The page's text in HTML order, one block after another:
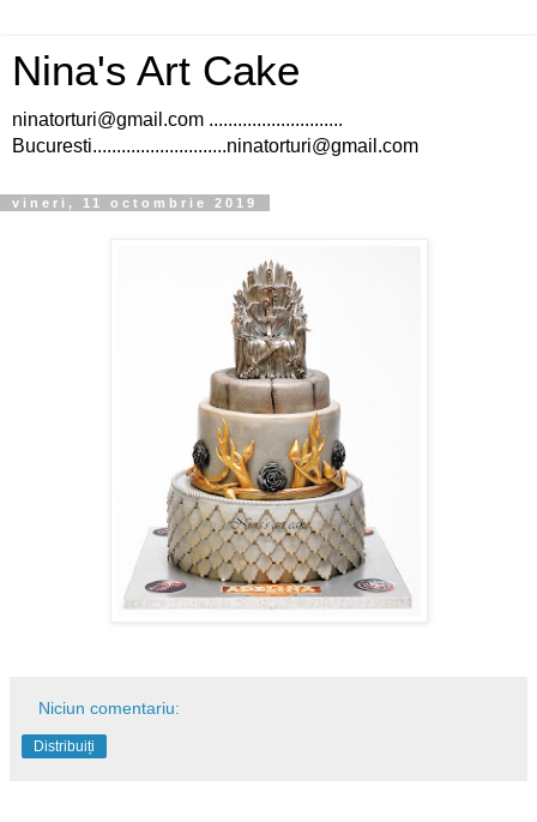
Nina's Art Cake
ninatorturi@gmail.com ............................
Bucuresti............................ninatorturi@gmail.com
vineri, 11 octombrie 2019
Niciun comentariu:
Distribuiți